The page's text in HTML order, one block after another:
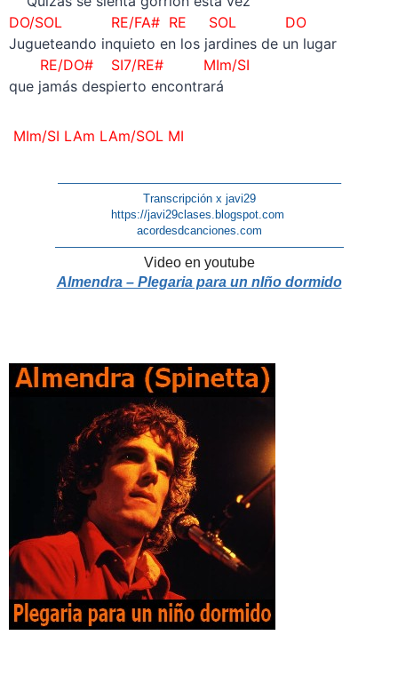
DO/SOL RE/FA# RE SOLDO
Jugueteando inquieto en los jardines de un lugar
RE/DO# SI7/RE#MIm/SI
que jamás despierto encontrará
MIm/SI LAm LAm/SOL MI
————————————————————————–
Transcripción x javi29
https://javi29clases.blogspot.com
acordesdcanciones.com
—————————————————————————
Video en youtube
Almendra – Plegaria para un nIño dormido